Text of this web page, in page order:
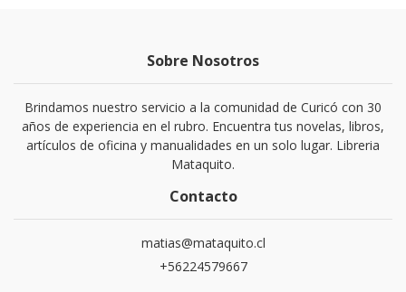
Sobre Nosotros
Brindamos nuestro servicio a la comunidad de Curicó con 30
años de experiencia en el rubro. Encuentra tus novelas, libros,
artículos de oficina y manualidades en un solo lugar. Libreria
Mataquito.
Contacto
matias@mataquito.cl
+56224579667